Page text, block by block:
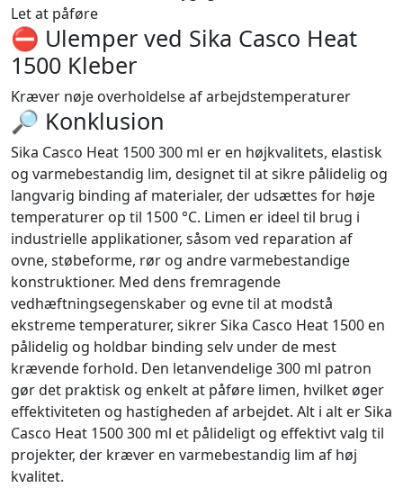
Let at påføre
⛔️ Ulemper ved Sika Casco Heat
1500 Kleber
Kræver nøje overholdelse af arbejdstemperaturer
🔎 Konklusion
Sika Casco Heat 1500 300 ml er en højkvalitets, elastisk
og varmebestandig lim, designet til at sikre pålidelig og
langvarig binding af materialer, der udsættes for høje
temperaturer op til 1500 °C. Limen er ideel til brug i
industrielle applikationer, såsom ved reparation af
ovne, støbeforme, rør og andre varmebestandige
konstruktioner. Med dens ​​fremragende
vedhæftningsegenskaber og evne til at modstå
ekstreme temperaturer, sikrer Sika Casco Heat 1500 en
pålidelig og holdbar binding selv under de mest
krævende forhold. Den letanvendelige 300 ml patron
gør det praktisk og enkelt at påføre limen, hvilket øger
effektiviteten og hastigheden af arbejdet. Alt i alt er Sika
Casco Heat 1500 300 ml et pålideligt og effektivt valg til
projekter, der kræver en varmebestandig lim af høj
kvalitet.